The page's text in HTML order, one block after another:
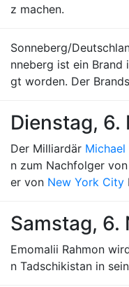
z machen.
Sonneberg/
nneberg ist ein Brand
gt worden. Der
Dienstag, 6.
Der Milliardär
n zum Nachfolger von
er von New York City
Samstag, 6.
Emomalii Rahmon
n Tadschikistan in